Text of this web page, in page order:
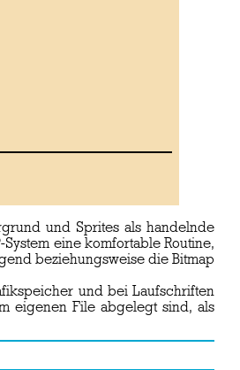
und Sprites als handelnde
eine komfortable Routine,
beziehungsweise die Bitmap
und bei Laufschriften
eigenen File abgelegt sind, als